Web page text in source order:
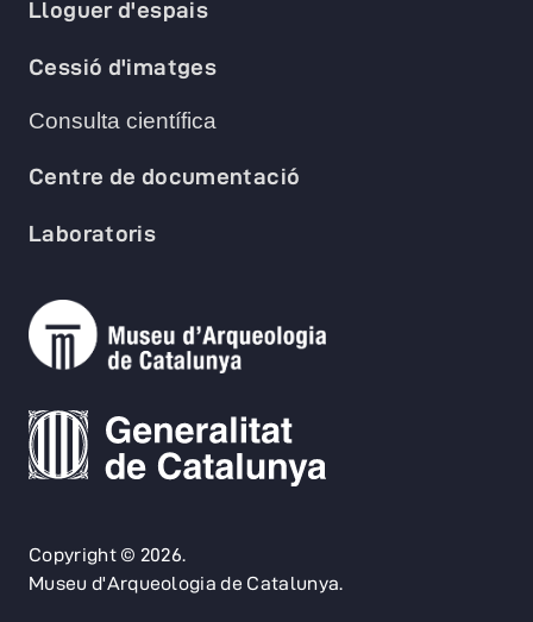
Copyright © 2026.
Museu d'Arqueologia de Catalunya.
Lloguer d'espais
Cessió d'imatges
Consulta científica
Centre de documentació
Laboratoris